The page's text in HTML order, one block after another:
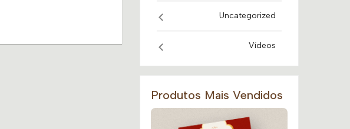
Uncategorized
Vídeos
Produtos Mais Vendidos